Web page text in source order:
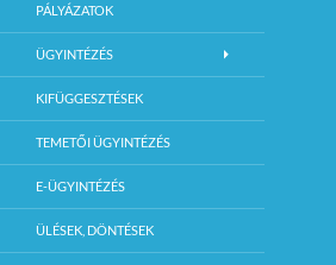
PÁLYÁZATOK
ÜGYINTÉZÉS
KIFÜGGESZTÉSEK
TEMETŐI ÜGYINTÉZÉS
E-ÜGYINTÉZÉS
ÜLÉSEK, DÖNTÉSEK